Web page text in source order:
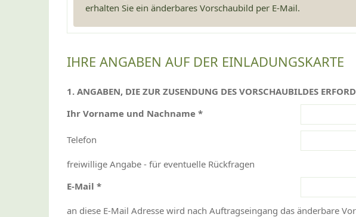
erhalten Sie ein änderbares Vorschaubild per E-Mail.
IHRE ANGABEN AUF DER EINLADUNGSKARTE
1. ANGABEN, DIE ZUR ZUSENDUNG DES VORSCHAUBILDES
Ihr Vorname und Nachname *
Telefon
freiwillige Angabe - für eventuelle Rückfragen
E-Mail *
an diese E-Mail Adresse wird nach Auftragseingang das änderbare